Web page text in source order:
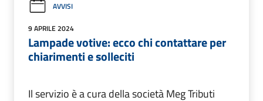
AVVISI
9 APRILE 2024
Lampade votive: ecco chi contattare per
chiarimenti e solleciti
Il servizio è a cura della società Meg Tributi